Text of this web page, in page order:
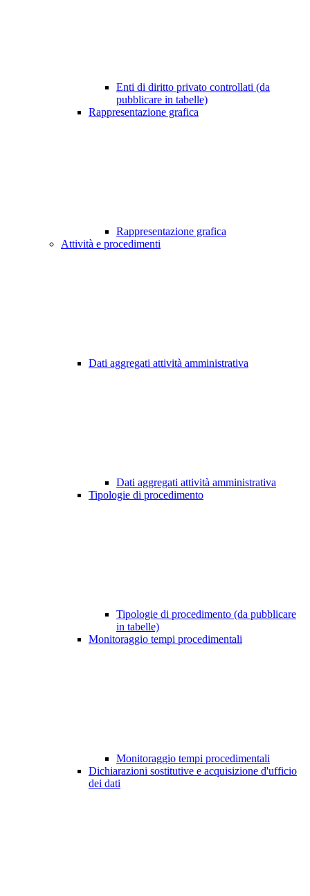
Enti di diritto privato controllati (da
pubblicare in tabelle)
Rappresentazione grafica
Rappresentazione grafica
Attività e procedimenti
Dati aggregati attività amministrativa
Dati aggregati attività amministrativa
Tipologie di procedimento
Tipologie di procedimento (da pubblicare
in tabelle)
Monitoraggio tempi procedimentali
Monitoraggio tempi procedimentali
Dichiarazioni sostitutive e acquisizione d'ufficio
dei dati